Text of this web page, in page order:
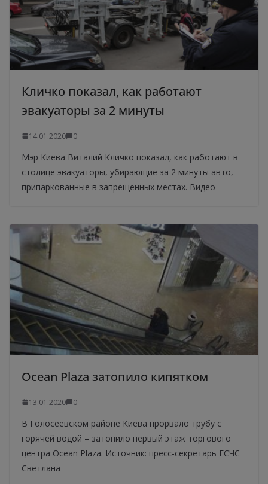
Кличко показал, как работают
эвакуаторы за 2 минуты
14.01.2020 0
Мэр Киева Виталий Кличко показал, как работают в
столице эвакуаторы, убирающие за 2 минуты авто,
припаркованные в запрещенных местах. Видео
Ocean Plaza затопило кипятком
13.01.2020 0
В Голосеевском районе Киева прорвало трубу с
горячей водой – затопило первый этаж торгового
центра Ocean Plaza. Источник: пресс-секретарь ГСЧС
Светлана